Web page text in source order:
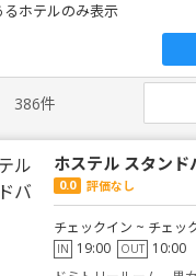
るホテルのみ表示
386件
ホステル スタンド
0.0 評価なし
チェックイン ~ チェッ
IN 19:00 OUT 10:00